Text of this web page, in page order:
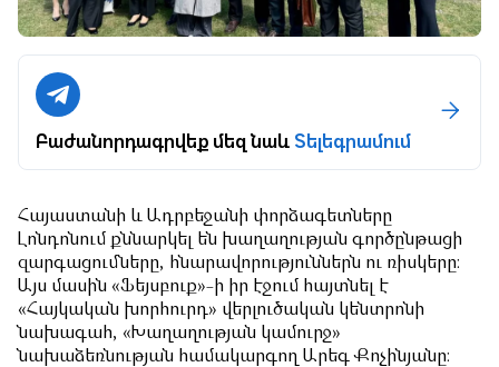
Բաժանորդագրվեք մեզ նաևՏելեգրամում
Հայաստանի և Ադրբեջանի փորձագետները
Լոնդոնում քննարկել են խաղաղության գործընթացի
զարգացումները, հնարավորություններն ու ռիսկերը։
Այս մասին «Ֆեյսբուք»-ի իր էջում հայտնել է
«Հայկական խորհուրդ» վերլուծական կենտրոնի
նախագահ, «Խաղաղության կամուրջ»
նախաձեռնության համակարգող Արեգ Քոչինյանը։